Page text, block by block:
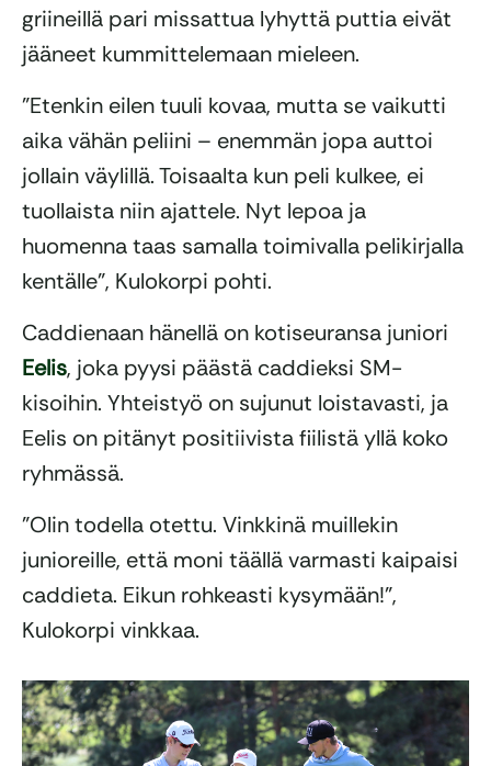
griineillä pari missattua lyhyttä puttia eivät
jääneet kummittelemaan mieleen.
”Etenkin eilen tuuli kovaa, mutta se vaikutti
aika vähän peliini – enemmän jopa auttoi
jollain väylillä. Toisaalta kun peli kulkee, ei
tuollaista niin ajattele. Nyt lepoa ja
huomenna taas samalla toimivalla pelikirjalla
kentälle”, Kulokorpi pohti.
Caddienaan hänellä on kotiseuransa juniori
Eelis, joka pyysi päästä caddieksi SM-
kisoihin. Yhteistyö on sujunut loistavasti, ja
Eelis on pitänyt positiivista fiilistä yllä koko
ryhmässä.
”Olin todella otettu. Vinkkinä muillekin
junioreille, että moni täällä varmasti kaipaisi
caddieta. Eikun rohkeasti kysymään!”,
Kulokorpi vinkkaa.